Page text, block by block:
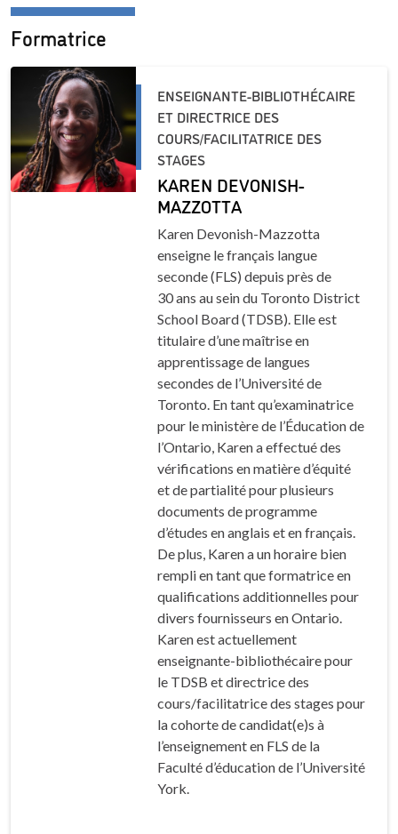
Formatrice
ENSEIGNANTE-BIBLIOTHÉCAIRE
ET DIRECTRICE DES
COURS/FACILITATRICE DES
STAGES
KAREN DEVONISH-
MAZZOTTA
Karen Devonish-Mazzotta
enseigne le français langue
seconde (FLS) depuis près de
30 ans au sein du Toronto District
School Board (TDSB). Elle est
titulaire d’une maîtrise en
apprentissage de langues
secondes de l’Université de
Toronto. En tant qu’examinatrice
pour le ministère de l’Éducation de
l’Ontario, Karen a effectué des
vérifications en matière d’équité
et de partialité pour plusieurs
documents de programme
d’études en anglais et en français.
De plus, Karen a un horaire bien
rempli en tant que formatrice en
qualifications additionnelles pour
divers fournisseurs en Ontario.
Karen est actuellement
enseignante-bibliothécaire pour
le TDSB et directrice des
cours/facilitatrice des stages pour
la cohorte de candidat(e)s à
l’enseignement en FLS de la
Faculté d’éducation de l’Université
York.